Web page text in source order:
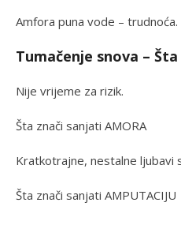
Amfora puna vode – trudnoća.
Tumačenje snova –
Nije vrijeme za rizik.
Šta znači sanjati AMORA
Kratkotrajne, nestalne ljubavi
Šta znači sanjati AMPUTACIJU